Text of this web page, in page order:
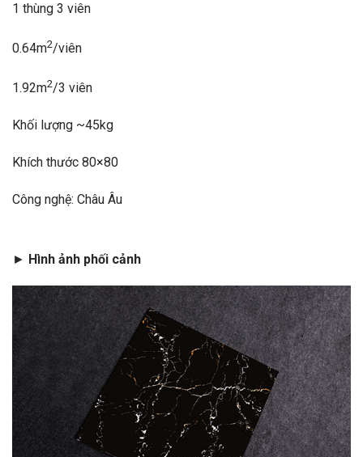
1 thùng 3 viên
0.64m2/viên
1.92m2/3 viên
Khối lượng ~45kg
Khích thước 80×80
Công nghệ: Châu Âu
► Hình ảnh phối cảnh